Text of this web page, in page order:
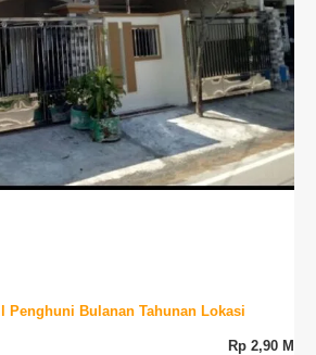
Penghuni Bulanan Tahunan Lokasi
Rp 2,90 M